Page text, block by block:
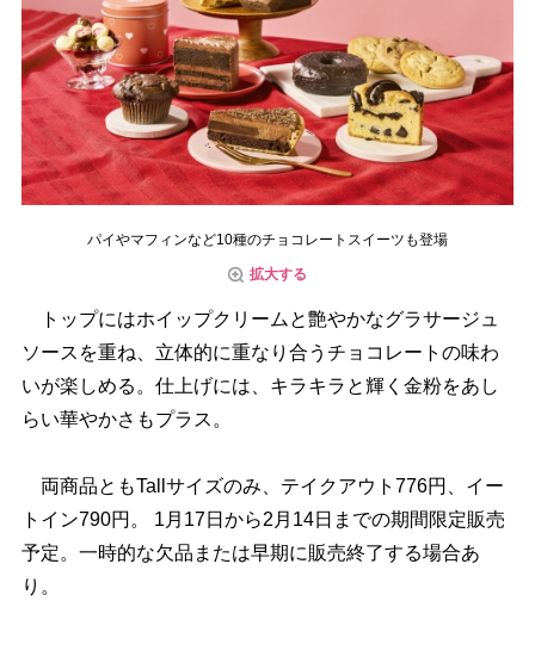
パイやマフィンなど10種のチョコレートスイーツも登場
拡大する
トップにはホイップクリームと艶やかなグラサージュ
ソースを重ね、立体的に重なり合うチョコレートの味わ
いが楽しめる。仕上げには、キラキラと輝く金粉をあし
らい華やかさもプラス。
両商品ともTallサイズのみ、テイクアウト776円、イー
トイン790円。 1月17日から2月14日までの期間限定販売
予定。一時的な欠品または早期に販売終了する場合あ
り。